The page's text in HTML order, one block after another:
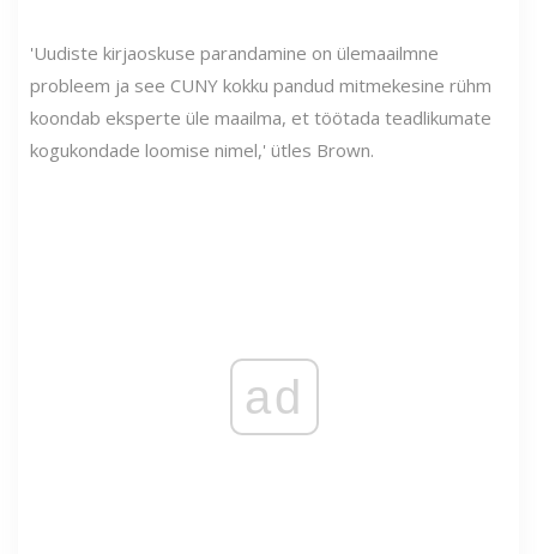
'Uudiste kirjaoskuse parandamine on ülemaailmne
probleem ja see CUNY kokku pandud mitmekesine rühm
koondab eksperte üle maailma, et töötada teadlikumate
kogukondade loomise nimel,' ütles Brown.
ad